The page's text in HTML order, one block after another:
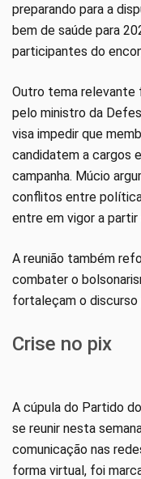
preparando para a
bem de saúde para
participantes do
Outro tema relevante
pelo ministro da
visa impedir que
candidatem a cargos
campanha. Múcio
conflitos entre
entre em vigor a partir
A reunião também
combater o
fortaleçam o
Crise no pix
A cúpula do Partido
se reunir nesta
comunicação nas
forma virtual, foi